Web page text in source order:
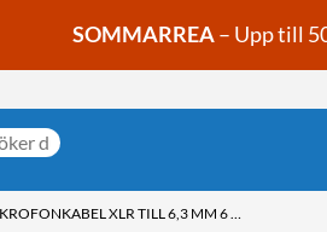
SOMMARREA– Upp till
LUXORPARTS MIKROFONKABEL XLR TILL 6,3 MM 6 M, SVART